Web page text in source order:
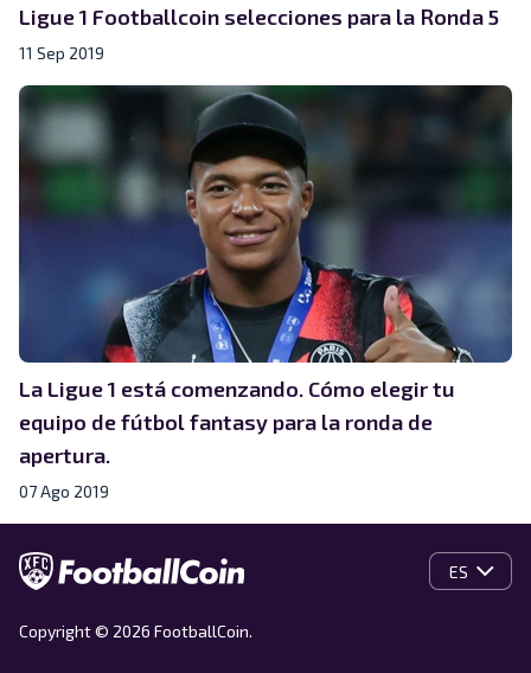
Ligue 1 Footballcoin selecciones para la Ronda 5
11 Sep 2019
La Ligue 1 está comenzando. Cómo elegir tu
equipo de fútbol fantasy para la ronda de
apertura.
07 Ago 2019
ES
Copyright © 2026 FootballCoin.